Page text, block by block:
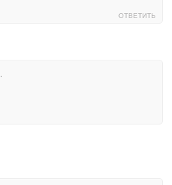
ОТВЕТИТЬ